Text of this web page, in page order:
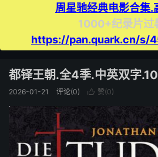
周星驰经典电影合集
1000+纪录片过
https://pan.quark.cn/s/
都铎王朝.全4季.中英双字
2026-01-21 评论(0)  赞(0)